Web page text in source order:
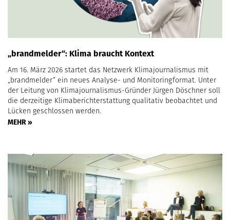
„brandmelder“: Klima braucht Kontext
Am 16. März 2026 startet das Netzwerk Klimajournalismus mit
„brandmelder“ ein neues Analyse- und Monitoringformat. Unter
der Leitung von Klimajournalismus-Gründer Jürgen Döschner soll
die derzeitige Klimaberichterstattung qualitativ beobachtet und
Lücken geschlossen werden.
MEHR »